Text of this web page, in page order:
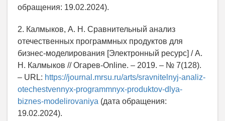
обращения: 19.02.2024).
2. Калмыков, А. Н. Сравнительный анализ
отечественных программных продуктов для
бизнес-моделирования [Электронный ресурс] / А.
Н. Калмыков // Огарев-Online. – 2019. – № 7(128).
– URL: https://journal.mrsu.ru/arts/sravnitelnyj-analiz-
otechestvennyx-programmnyx-produktov-dlya-
biznes-modelirovaniya (дата обращения:
19.02.2024).